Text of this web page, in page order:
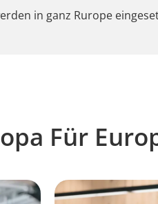
in ganz Rurope
Für